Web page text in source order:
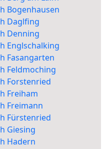
Bogenhausen
Daglfing
Denning
Englschalking
Fasangarten
Feldmoching
Forstenried
Freiham
Freimann
Fürstenried
Giesing
Hadern